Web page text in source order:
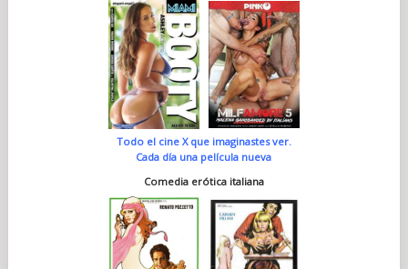
Todo el cine X que imaginastes ver.
Cada día una película nueva
Comedia erótica italiana